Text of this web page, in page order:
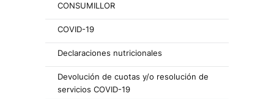
CONSUMILLOR
COVID-19
Declaraciones nutricionales
Devolución de cuotas y/o resolución de
servicios COVID-19